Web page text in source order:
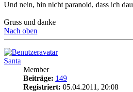
Und nein, bin nicht paranoid, dass ich
Gruss und danke
Nach oben
Santa
Member
Beiträge: 149
Registriert: 05.04.2011, 20:08